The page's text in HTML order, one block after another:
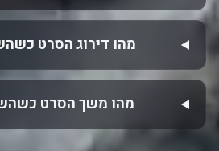
מהו דירוג הסרט
מהו משך הסרט